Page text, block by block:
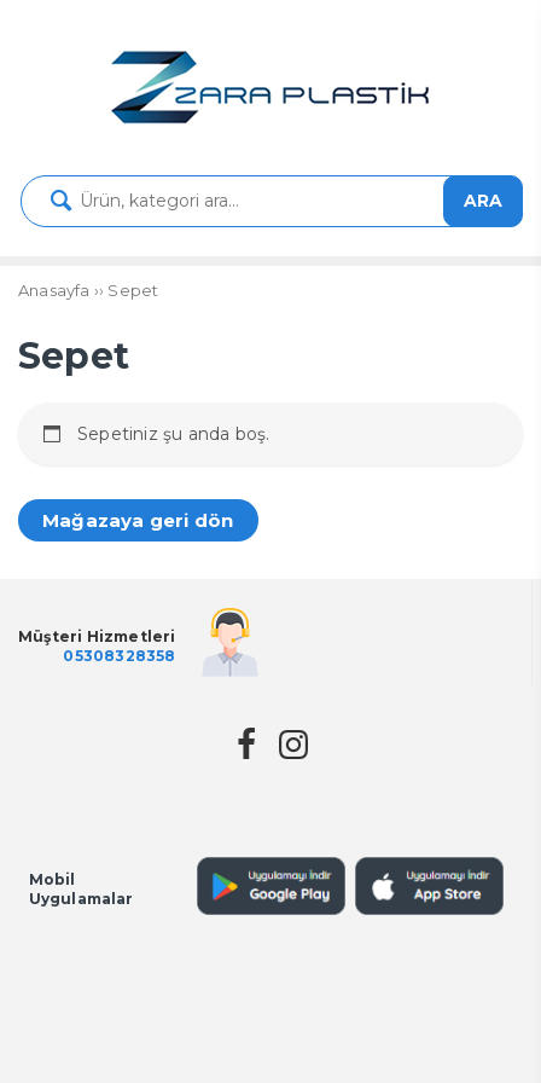
ARA
Anasayfa ›› Sepet
Sepet
Sepetiniz şu anda boş.
Mağazaya geri dön
Müşteri Hizmetleri
05308328358
Mobil
Uygulamalar